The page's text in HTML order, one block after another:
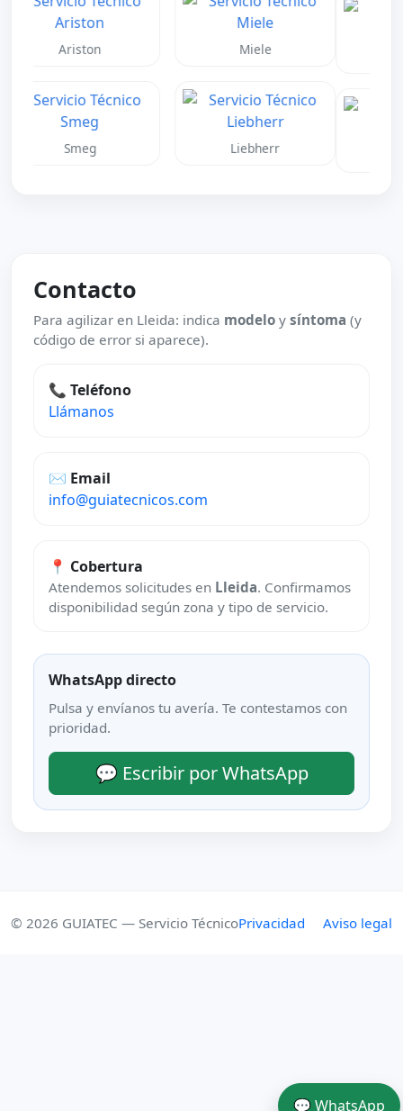
Midea Jhonson
Junkers Vaillant
Contacto
Para agilizar en Lleida: indica modelo y síntoma (y
código de error si aparece).
📞 Teléfono
Llámanos
✉️ Email
info@guiatecnicos.com
📍 Cobertura
Atendemos solicitudes en Lleida. Confirmamos
disponibilidad según zona y tipo de servicio.
WhatsApp directo
Pulsa y envíanos tu avería. Te contestamos con
prioridad.
💬 Escribir por WhatsApp
© 2026 GUIATEC — Servicio TécnicoPrivacidad Aviso legal
💬 WhatsApp